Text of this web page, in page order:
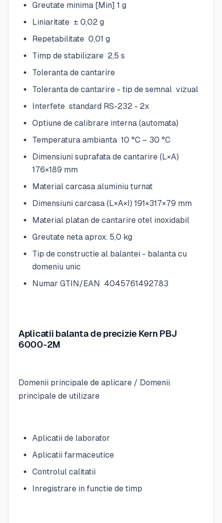
Greutate minima [Min] 1 g
Liniaritate ± 0,02 g
Repetabilitate 0,01 g
Timp de stabilizare 2,5 s
Toleranta de cantarire
Toleranta de cantarire - tip de semnal vizual
Interfete standard RS-232 - 2x
Optiune de calibrare interna (automata)
Temperatura ambianta 10 °C – 30 °C
Dimensiuni suprafata de cantarire (L×A)
176×189 mm
Material carcasa aluminiu turnat
Dimensiuni carcasa (L×A×I) 191×317×79 mm
Material platan de cantarire otel inoxidabil
Greutate neta aprox. 5,0 kg
Tip de constructie al balantei - balanta cu
domeniu unic
Numar GTIN/EAN 4045761492783
Aplicatii balanta de precizie Kern PBJ
6000-2M
Domenii principale de aplicare / Domenii
principale de utilizare
Aplicatii de laborator
Aplicatii farmaceutice
Controlul calitatii
Inregistrare in functie de timp